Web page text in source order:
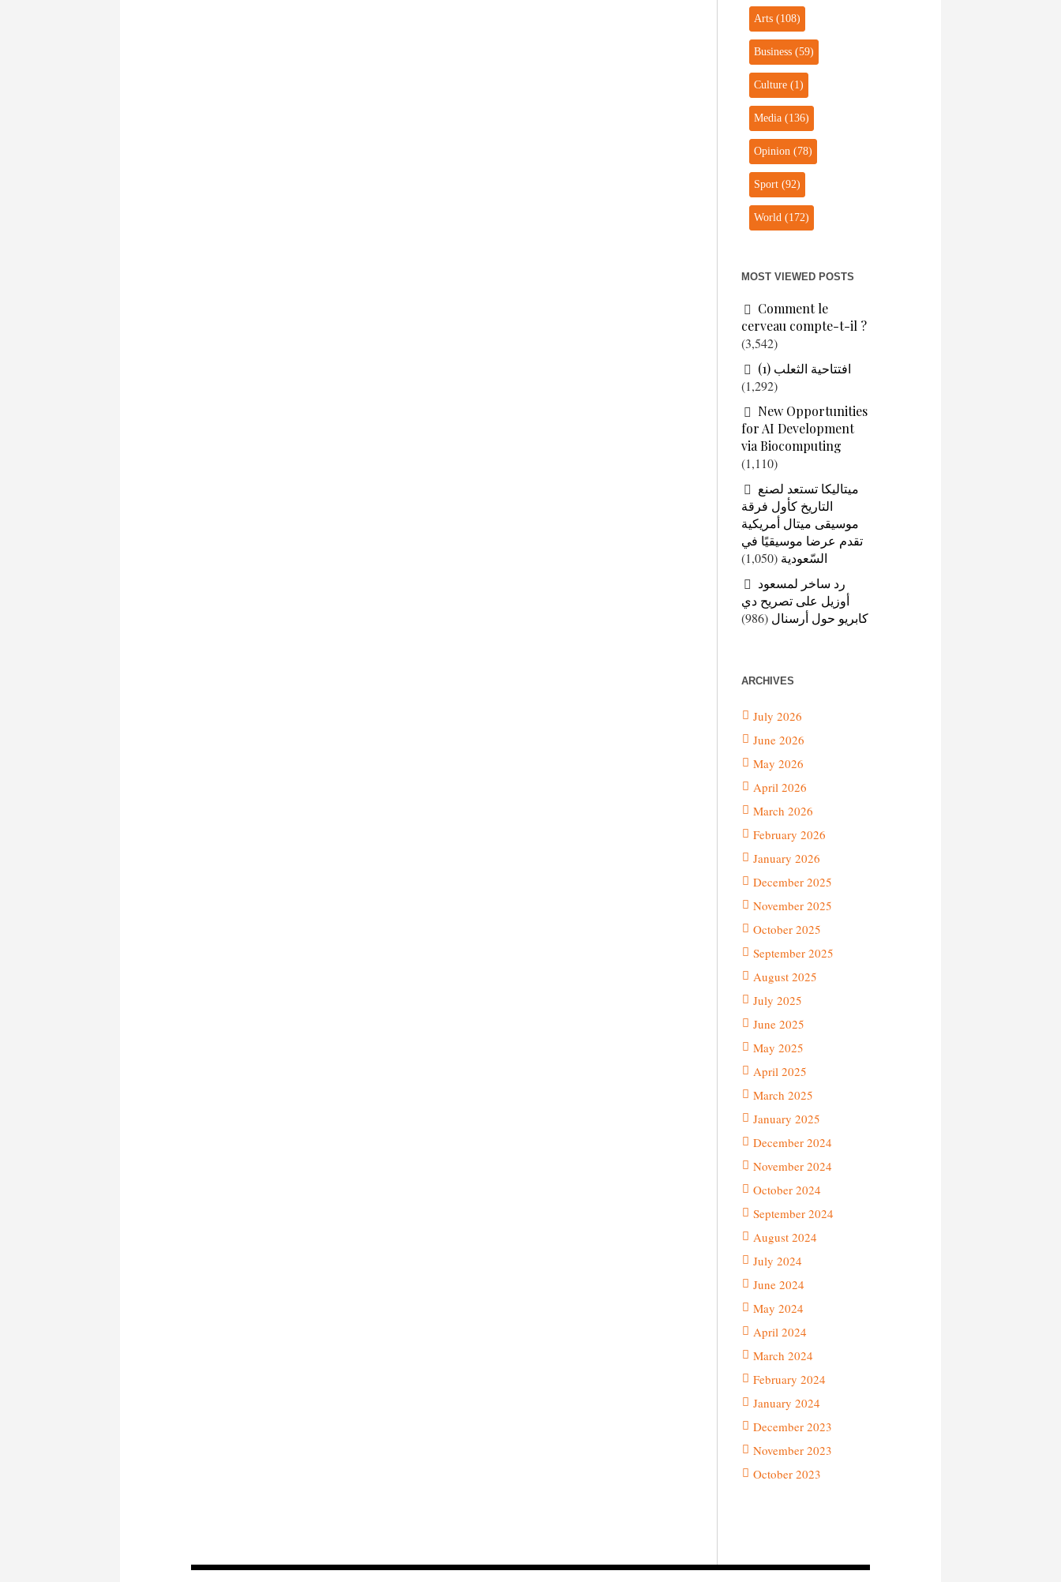
Arts(108)
Business(59)
Culture(1)
Media(136)
Opinion(78)
Sport(92)
World(172)
MOST VIEWED POSTS
Comment le
cerveau compte-t-il ?
(3,542)
افتتاحية الثعلب (1)
(1,292)
New Opportunities
for AI Development
via Biocomputing
(1,110)
ميتاليكا تستعد لصنع
التاريخ كأول فرقة
موسيقى ميتال أمريكية
تقدم عرضا موسيقيًا في
السّعودية (1,050)
رد ساخر لمسعود
أوزيل على تصريح دي
كابريو حول أرسنال (986)
ARCHIVES
July 2026
June 2026
May 2026
April 2026
March 2026
February 2026
January 2026
December 2025
November 2025
October 2025
September 2025
August 2025
July 2025
June 2025
May 2025
April 2025
March 2025
January 2025
December 2024
November 2024
October 2024
September 2024
August 2024
July 2024
June 2024
May 2024
April 2024
March 2024
February 2024
January 2024
December 2023
November 2023
October 2023